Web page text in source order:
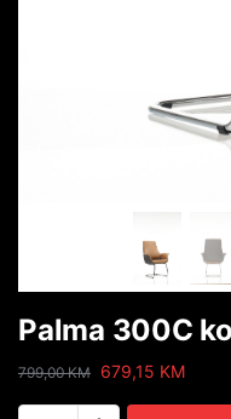
Palma 300C
799,00KM 679,15 KM